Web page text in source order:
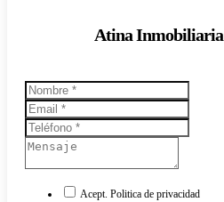
Atina Inmobiliaria
Acept. Politica de privacidad